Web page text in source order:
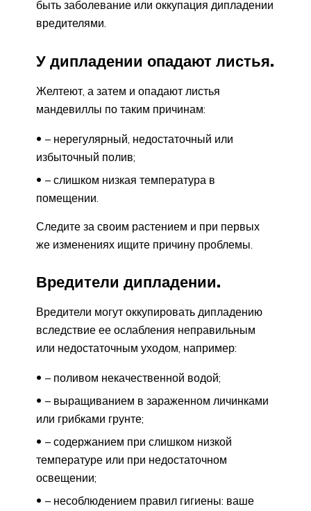
быть заболевание или оккупация дипладении
вредителями.
У дипладении опадают листья.
Желтеют, а затем и опадают листья
мандевиллы по таким причинам:
– нерегулярный, недостаточный или
избыточный полив;
– слишком низкая температура в
помещении.
Следите за своим растением и при первых
же изменениях ищите причину проблемы.
Вредители дипладении.
Вредители могут оккупировать дипладению
вследствие ее ослабления неправильным
или недостаточным уходом, например:
– поливом некачественной водой;
– выращиванием в зараженном личинками
или грибками грунте;
– содержанием при слишком низкой
температуре или при недостаточном
освещении;
– несоблюдением правил гигиены: ваше